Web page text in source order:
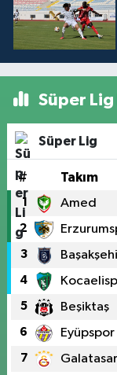
Süper
Süper Lig
# Takım
1 Amed
2
3
4
5 Beşiktaş
6 Eyüpspor
7